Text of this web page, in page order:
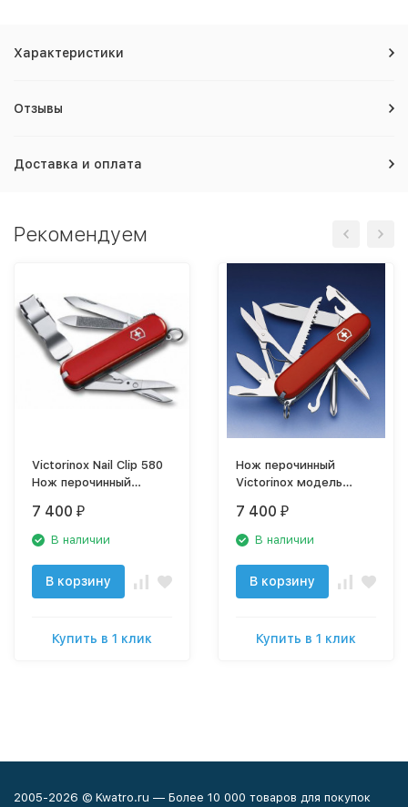
Характеристики
Отзывы
Доставка и оплата
Рекомендуем
Victorinox Nail Clip 580
Нож перочинный
7 400 ₽
В наличии
В корзину
Купить в 1 клик
Нож перочинный
Victorinox модель
7 400 ₽
В наличии
В корзину
Купить в 1 клик
2005-2026 © Kwatro.ru — Более 10 000 товаров для покупок